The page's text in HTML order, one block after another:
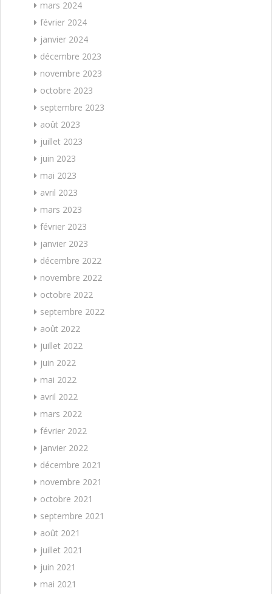
mars 2024
février 2024
janvier 2024
décembre 2023
novembre 2023
octobre 2023
septembre 2023
août 2023
juillet 2023
juin 2023
mai 2023
avril 2023
mars 2023
février 2023
janvier 2023
décembre 2022
novembre 2022
octobre 2022
septembre 2022
août 2022
juillet 2022
juin 2022
mai 2022
avril 2022
mars 2022
février 2022
janvier 2022
décembre 2021
novembre 2021
octobre 2021
septembre 2021
août 2021
juillet 2021
juin 2021
mai 2021